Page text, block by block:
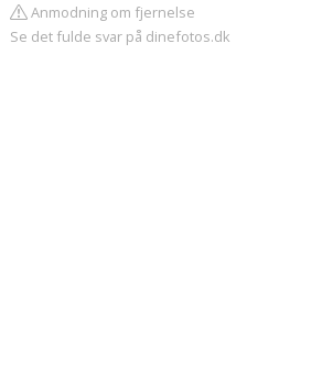
Anmodning om fjernelse
Se det fulde svar på dinefotos.dk